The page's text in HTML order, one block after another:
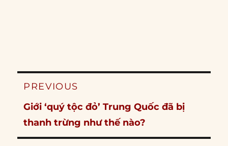
Post
PREVIOUS
Previous
post:
Giới ‘quý tộc đỏ’ Trung Quốc đã bị
thanh trừng như thế nào?